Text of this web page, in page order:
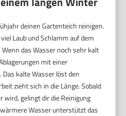
deinen Gartenteich reinigen.
Laub und Schlamm auf dem
das Wasser noch sehr kalt
mit einer
kalte Wasser löst den
zieht sich in die Länge. Sobald
gelingt dir die Reinigung
Wasser unterstützt das